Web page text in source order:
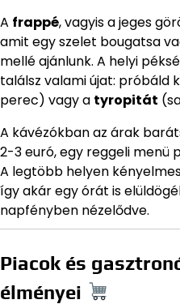
A frappé, vagyis a jeges
amit egy szelet bougatsa
mellé ajánlunk. A helyi
találsz valami újat: próbáld
perec) vagy a tyropitát
A kávézókban az árak
2-3 euró, egy reggeli menü
A legtöbb helyen
így akár egy órát is
napfényben nézelődve.
Piacok és
élményei